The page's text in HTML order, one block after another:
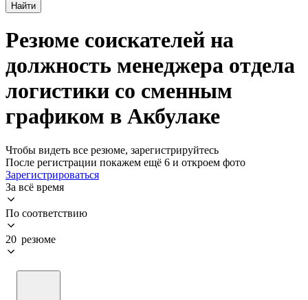
Найти
Резюме соискателей на
должность менеджера отдела
логистики со сменным
графиком в Акбулаке
Чтобы видеть все резюме, зарегистрируйтесь
После регистрации покажем ещё 6 и откроем фото
Зарегистрироваться
За всё время
По соответствию
20 резюме